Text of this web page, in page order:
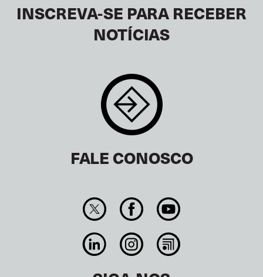
INSCREVA-SE PARA RECEBER
NOTÍCIAS
FALE CONOSCO